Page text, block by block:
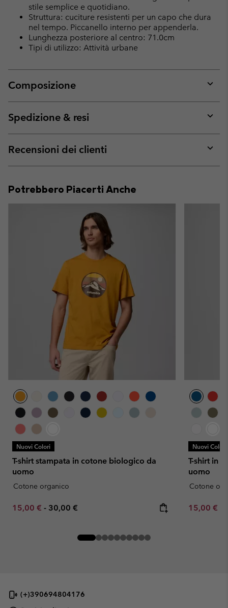
stile semplice e quotidiano.
Struttura: cuciture resistenti per un capo che dura
nel tempo. Piccanello interno per appenderla.
Lunghezza posteriore al centro: 71.0cm
Tipi di utilizzo: Attività urbane
Composizione
or
Spedizione & resi
or
Recensioni dei clienti
or
Potrebbero Piacerti Anche
Nuovi Colori
T-shirt stampata in cotone biologico da
uomo
Cotone organico
Minimum sale price:
15,00 € - Maximum price:
30,00 €
Nuovi Colori
T-shirt in
uomo
Cotone
Minimum
15,00 €
(+)390694804176